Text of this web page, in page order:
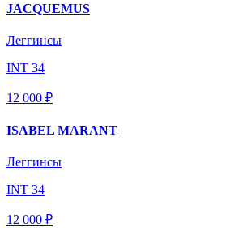
JACQUEMUS
Леггинсы
INT 34
12 000 ₽
ISABEL MARANT
Леггинсы
INT 34
12 000 ₽